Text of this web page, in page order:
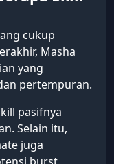
cukup
Masha
yang
pertempuran.
pasifnya
Selain itu,
juga